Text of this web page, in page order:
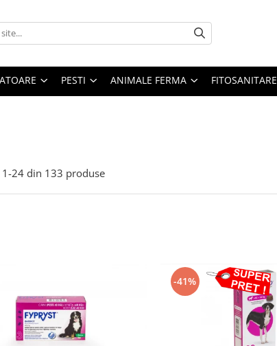
PESTI ANIMALE FERMA FITOSANITARE
1-24 din 133 produse
-41%